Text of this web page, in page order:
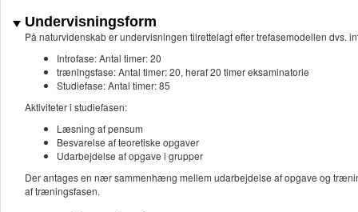
Undervisningsform
På naturvidenskab er undervisningen tilrettelagt efter trefasemodellen dvs.
Introfase: Antal timer: 20
træningsfase: Antal timer: 20, heraf 20 timer eksaminatorie
Studiefase: Antal timer: 85
Aktiviteter i studiefasen:
Læsning af pensum
Besvarelse af teoretiske opgaver
Udarbejdelse af opgave i grupper
Der antages en nær sammenhæng mellem udarbejdelse af opgave og
af træningsfasen.